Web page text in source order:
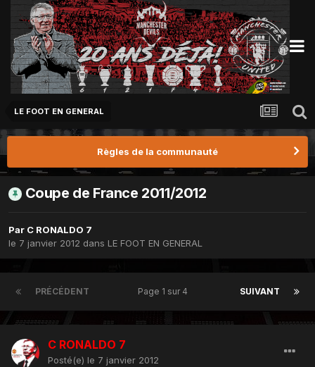
LE FOOT EN GENERAL
Règles de la communauté
Coupe de France 2011/2012
Par C RONALDO 7
le 7 janvier 2012 dans LE FOOT EN GENERAL
PRÉCÉDENT SUIVANT
Page 1 sur 4
C RONALDO 7
Posté(e) le 7 janvier 2012